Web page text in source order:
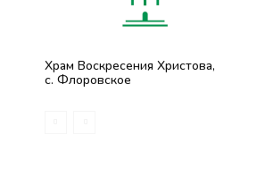
Храм Воскресения Христова,
с. Флоровское